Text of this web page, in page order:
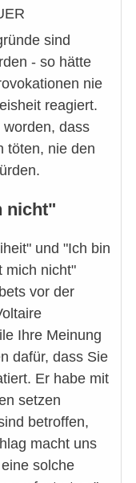
sind
- so hätte
nie
reagiert.
dass
töten, nie den
nicht"
und "Ich bin
mich nicht"
vor der
Ihre Meinung
dafür, dass Sie
Er habe mit
setzen
betroffen,
macht uns
solche